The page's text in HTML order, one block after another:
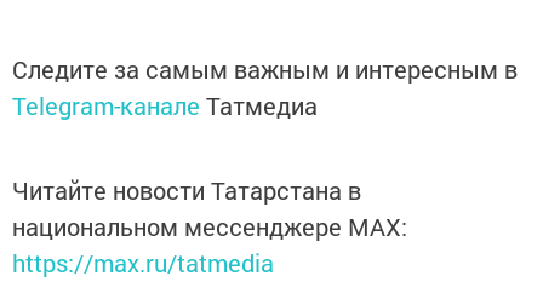
Следите за самым важным и интересным в
Telegram-канале Татмедиа
Читайте новости Татарстана в
национальном мессенджере MАХ:
https://max.ru/tatmedia